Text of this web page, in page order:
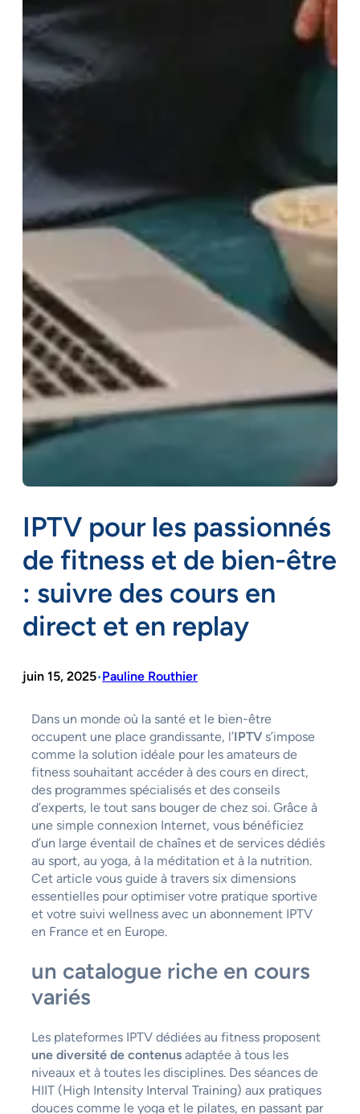
IPTV pour les passionnés
de fitness et de bien-être
: suivre des cours en
direct et en replay
juin 15, 2025•Pauline Routhier
Dans un monde où la santé et le bien-être
occupent une place grandissante, l’IPTVs’impose
comme la solution idéale pour les amateurs de
fitness souhaitant accéder à des cours en direct,
des programmes spécialisés et des conseils
d’experts, le tout sans bouger de chez soi. Grâce à
une simple connexion Internet, vous bénéficiez
d’un large éventail de chaînes et de services dédiés
au sport, au yoga, à la méditation et à la nutrition.
Cet article vous guide à travers six dimensions
essentielles pour optimiser votre pratique sportive
et votre suivi wellness avec un abonnement IPTV
en France et en Europe.
un catalogue riche en cours
variés
Les plateformes IPTV dédiées au fitness proposent
une diversité de contenusadaptée à tous les
niveaux et à toutes les disciplines. Des séances de
HIIT (High Intensity Interval Training) aux pratiques
douces comme le yoga et le pilates, en passant par